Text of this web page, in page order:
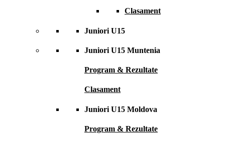
Clasament
Juniori U15
Juniori U15 Muntenia
Program & Rezultate
Clasament
Juniori U15 Moldova
Program & Rezultate